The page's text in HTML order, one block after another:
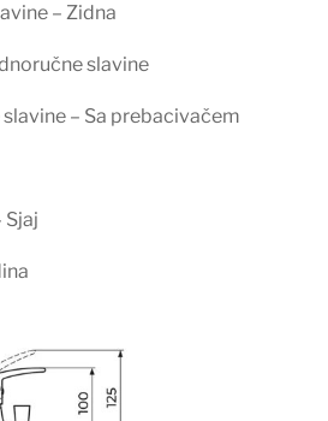
– Zidna
slavine
– Sa prebacivačem
Sjaj